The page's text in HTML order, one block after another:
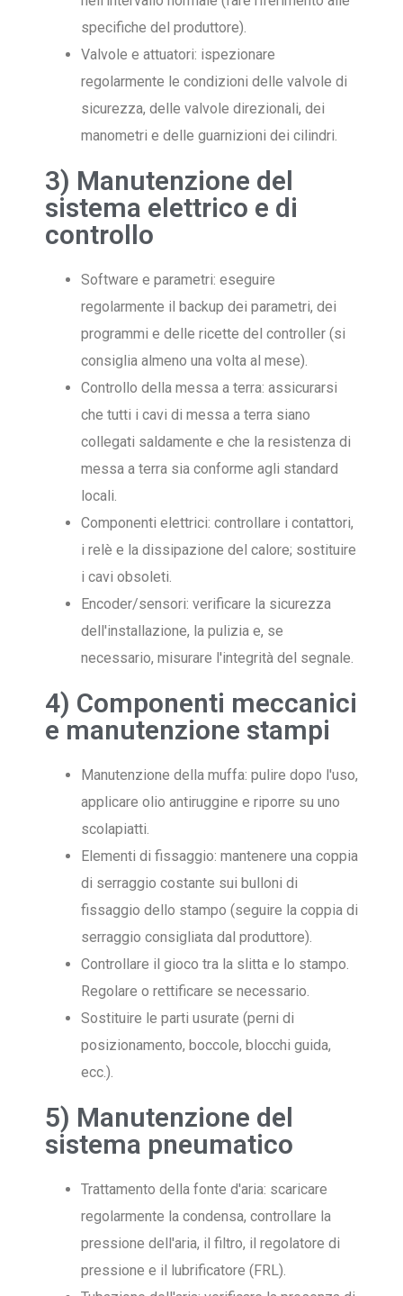
specifiche del produttore).
Valvole e attuatori: ispezionare
regolarmente le condizioni delle valvole di
sicurezza, delle valvole direzionali, dei
manometri e delle guarnizioni dei cilindri.
3) Manutenzione del
sistema elettrico e di
controllo
Software e parametri: eseguire
regolarmente il backup dei parametri, dei
programmi e delle ricette del controller (si
consiglia almeno una volta al mese).
Controllo della messa a terra: assicurarsi
che tutti i cavi di messa a terra siano
collegati saldamente e che la resistenza di
messa a terra sia conforme agli standard
locali.
Componenti elettrici: controllare i contattori,
i relè e la dissipazione del calore; sostituire
i cavi obsoleti.
Encoder/sensori: verificare la sicurezza
dell'installazione, la pulizia e, se
necessario, misurare l'integrità del segnale.
4) Componenti meccanici
e manutenzione stampi
Manutenzione della muffa: pulire dopo l'uso,
applicare olio antiruggine e riporre su uno
scolapiatti.
Elementi di fissaggio: mantenere una coppia
di serraggio costante sui bulloni di
fissaggio dello stampo (seguire la coppia di
serraggio consigliata dal produttore).
Controllare il gioco tra la slitta e lo stampo.
Regolare o rettificare se necessario.
Sostituire le parti usurate (perni di
posizionamento, boccole, blocchi guida,
ecc.).
5) Manutenzione del
sistema pneumatico
Trattamento della fonte d'aria: scaricare
regolarmente la condensa, controllare la
pressione dell'aria, il filtro, il regolatore di
pressione e il lubrificatore (FRL).